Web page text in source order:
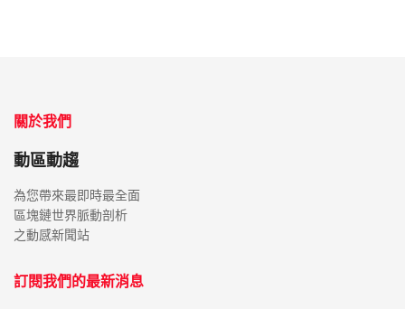
關於我們
動區動趨
為您帶來最即時最全面
區塊鏈世界脈動剖析
之動感新聞站
訂閱我們的最新消息